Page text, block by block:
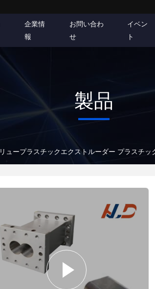
企業情
報
お問い合わ
せ
イベン
ト
製品
ュープラスチックエクストルーダー プラスチ